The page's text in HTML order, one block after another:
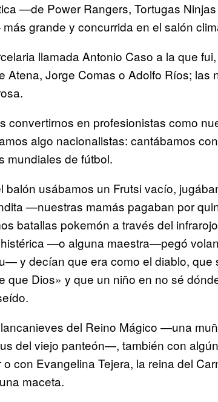
—de Power Rangers, Tortugas
grande y concurrida en el salón
llamada Antonio Caso a la que
Atena, Jorge Comas o Adolfo Ríos; las
convertirnos en profesionistas como
algo nacionalistas: cantábamos
mundiales de fútbol.
balón usábamos un Frutsi vacío,
—nuestras mamás pagaban por
batallas pokemón a través del
—o alguna maestra—pegó
y decían que era como el diablo, que
que Dios» y que un niño en no sé
del Reino Mágico —una
del viejo panteón—, también con
con Evangelina Tejera, la reina del
maceta.